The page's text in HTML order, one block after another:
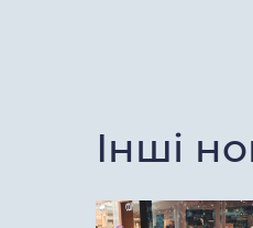
Інші